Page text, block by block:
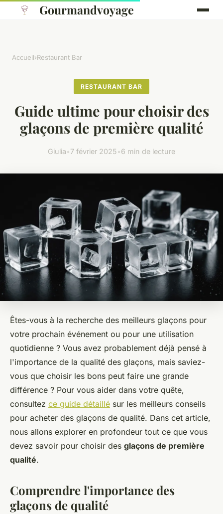
Gourmandvoyage
Accueil›Restaurant Bar
RESTAURANT BAR
Guide ultime pour choisir des
glaçons de première qualité
Giulia•7 février 2025•6 min de lecture
Êtes-vous à la recherche des meilleurs glaçons pour
votre prochain événement ou pour une utilisation
quotidienne ? Vous avez probablement déjà pensé à
l'importance de la qualité des glaçons, mais saviez-
vous que choisir les bons peut faire une grande
différence ? Pour vous aider dans votre quête,
consultez ce guide détaillé sur les meilleurs conseils
pour acheter des glaçons de qualité. Dans cet article,
nous allons explorer en profondeur tout ce que vous
devez savoir pour choisir des glaçons de première
qualité.
Comprendre l'importance des
glaçons de qualité